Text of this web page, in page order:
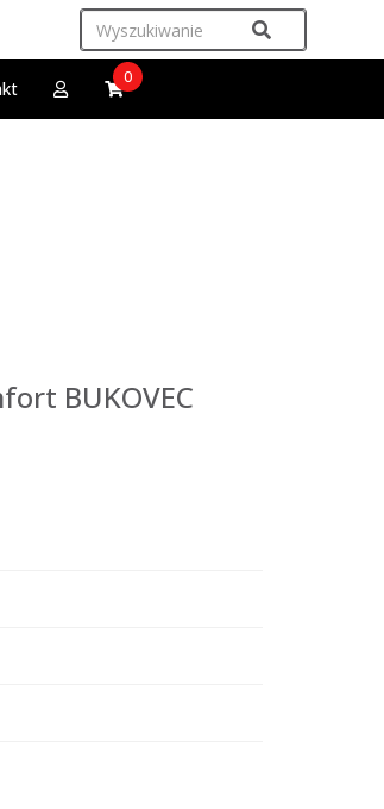
0
BUKOVEC